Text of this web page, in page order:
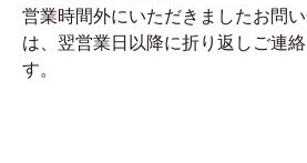
営業時間外にいただきましたお問
は、翌営業日以降に折り返しご連
す。